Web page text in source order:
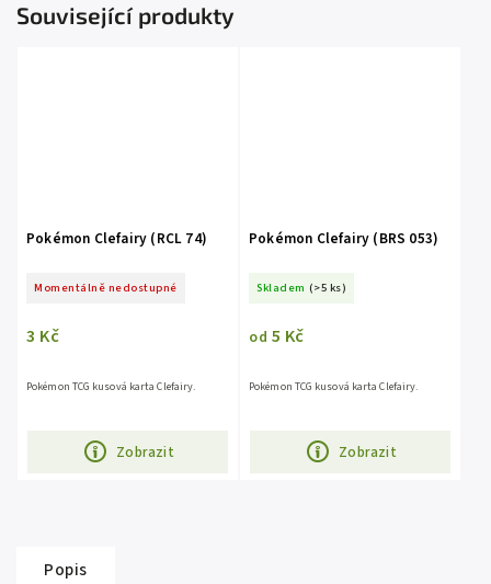
Související produkty
Pokémon Clefairy (RCL 74)
Momentálně nedostupné
3 Kč
Zobrazit
Pokémon TCG kusová karta Clefairy.
Pokémon Clefairy (BRS 053)
Skladem (>5 ks)
od 5 Kč
Zobrazit
Pokémon TCG kusová karta Clefairy.
Popis